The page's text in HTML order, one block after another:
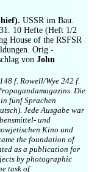
USSR im Bau.
10 Hefte (Heft 1/2
House of the RSFSR
Orig.-
von John
f. Rowell/Wye 242 f.
Die
fünf Sprachen
Jede Ausgabe war
und
Kino und
the foundation of
as a publication for
by photographic
task of